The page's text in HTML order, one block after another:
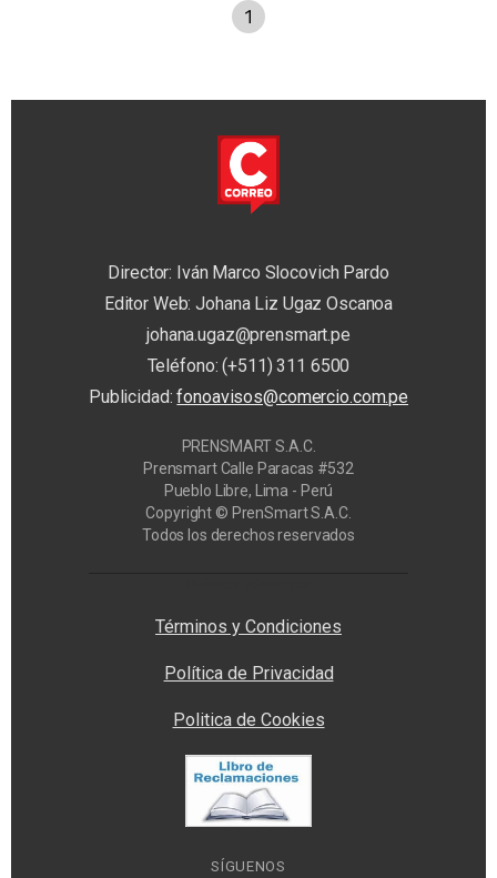
1
Director: Iván Marco Slocovich Pardo
Editor Web: Johana Liz Ugaz Oscanoa
johana.ugaz@prensmart.pe
Teléfono: (+511) 311 6500
Publicidad:fonoavisos@comercio.com.pe
PRENSMART S.A.C.
Prensmart Calle Paracas #532
Pueblo Libre, Lima - Perú
Copyright © PrenSmart S.A.C.
Todos los derechos reservados
Términos y Condiciones
Política de Privacidad
Politica de Cookies
SÍGUENOS